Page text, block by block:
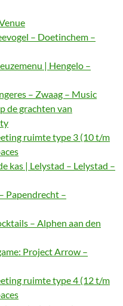
– Doetinchem –
| Hengelo –
– Zwaag – Music
de grachten van
ruimte type 3 (10 t/m
kas | Lelystad – Lelystad –
Papendrecht –
– Alphen aan den
Project Arrow –
ruimte type 4 (12 t/m